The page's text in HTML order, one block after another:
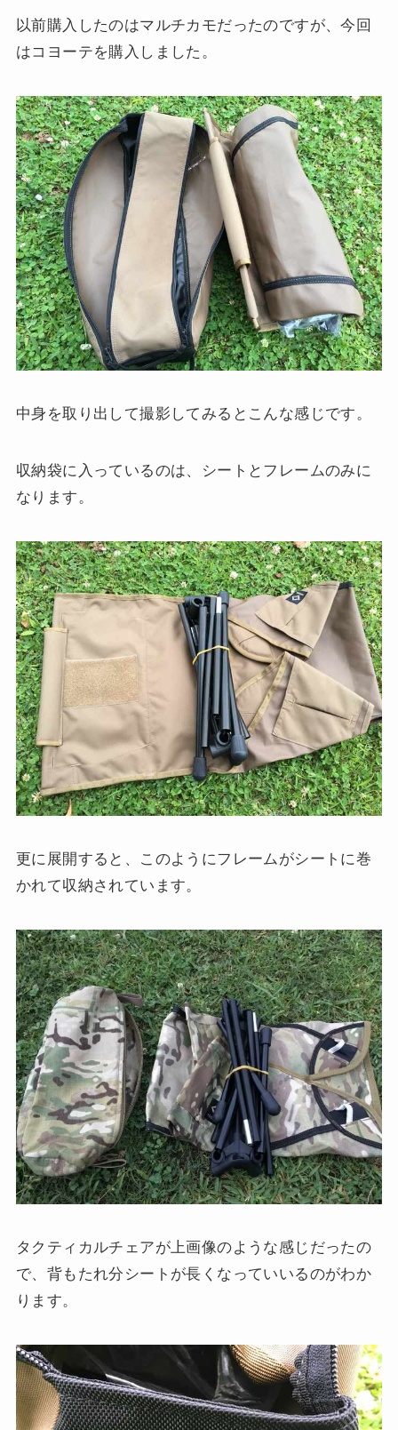
以前購入したのはマルチカモだったのですが、今回
はコヨーテを購入しました。
中身を取り出して撮影してみるとこんな感じです。
収納袋に入っているのは、シートとフレームのみに
なります。
更に展開すると、このようにフレームがシートに巻
かれて収納されています。
タクティカルチェアが上画像のような感じだったの
で、背もたれ分シートが長くなっていいるのがわか
ります。